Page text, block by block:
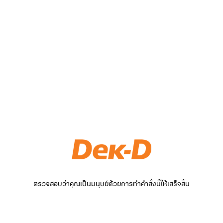
ตรวจสอบว่าคุณเป็นมนุษย์ด้วยการทำคำสั่งนี้ให้เสร็จสิ้น